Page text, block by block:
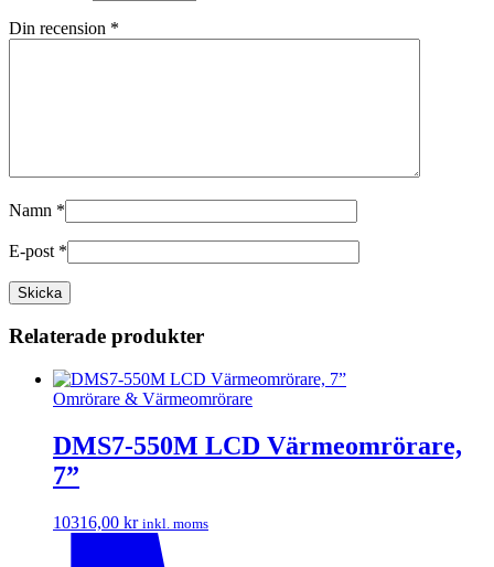
Din recension *
Namn *
E-post *
Relaterade produkter
Omrörare & Värmeomrörare
DMS7-550M LCD Värmeomrörare,
7”
10316,00 kr inkl. moms